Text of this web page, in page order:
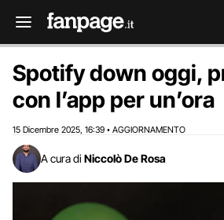
Spotify down oggi,
con l’app per un’ora
15 Dicembre 2025 16:39 • AGGIORNAMENTO
A cura di Niccolò De Rosa